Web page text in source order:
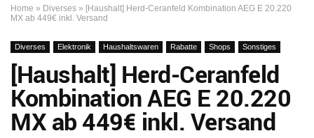
Home » Diverses » [Haushalt] Herd-Ceranfeld Kombination AEG E 20.220
MX ab 449€ inkl. Versand
Diverses Elektronik Haushaltswaren Rabatte Shops Sonstiges
[Haushalt] Herd-Ceranfeld
Kombination AEG E 20.220
MX ab 449€ inkl. Versand